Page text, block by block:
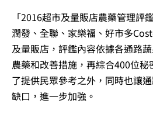
「2016超市及量販店農藥管理評
潤發、全聯、家樂福、好市多
及量販店，評鑑內容依據各通路
農藥和改善措施，再綜合400位
了提供民眾參考之外，同時也讓
缺口，進一步加強。